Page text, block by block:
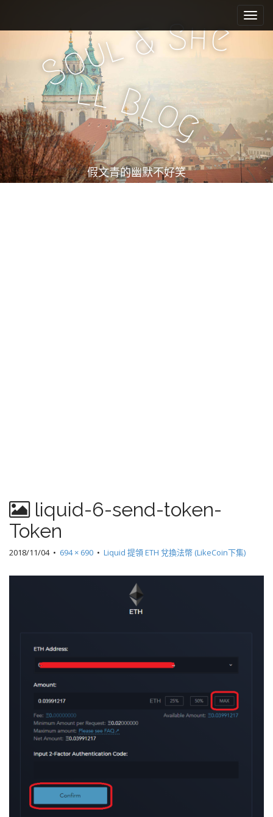
e
n
u
i
c
n
t
e
n
t
S
oul&She
ll Blog
假文青的幽默不好笑
liquid-6-send-token-
Token
2018/11/04• 694 × 690 • Liquid 提領 ETH 兌換法幣 (LikeCoin下集)